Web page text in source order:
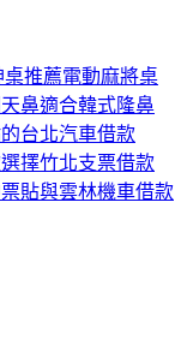
桌推薦電動麻將桌
鼻適合韓式隆鼻
台北汽車借款
擇竹北支票借款
貼與雲林機車借款